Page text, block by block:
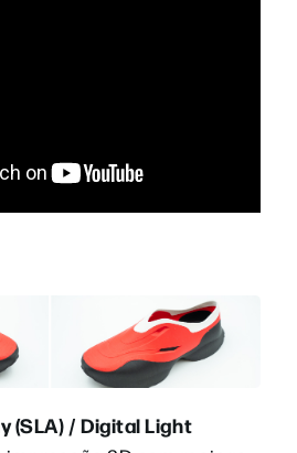
(SLA) / Digital Light